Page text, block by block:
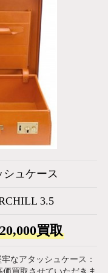
シュケース
3.5
買取
なアタッシュケース：
買取させていただきま